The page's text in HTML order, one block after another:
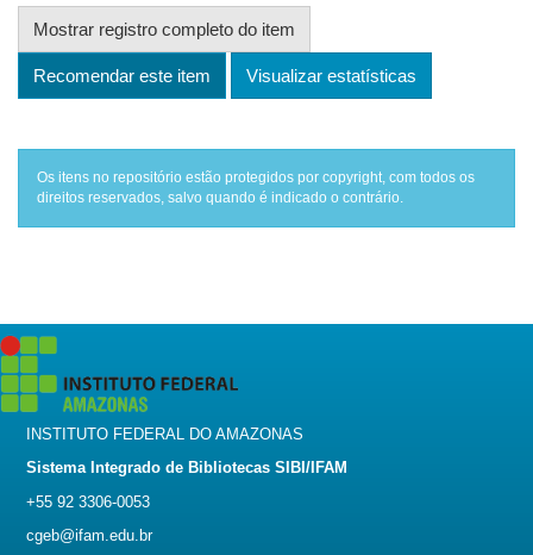
Mostrar registro completo do item
Recomendar este item Visualizar estatísticas
Os itens no repositório estão protegidos por copyright, com todos os
direitos reservados, salvo quando é indicado o contrário.
INSTITUTO FEDERAL DO AMAZONAS
Sistema Integrado de Bibliotecas SIBI/IFAM
+55 92 3306-0053
cgeb@ifam.edu.br